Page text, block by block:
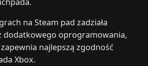
na Steam pad zadziała
dodatkowego oprogramowania,
najlepszą zgodność
Xbox.